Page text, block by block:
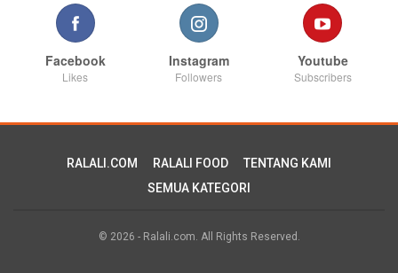
Facebook
Likes
Instagram
Followers
Youtube
Subscribers
RALALI.COM RALALI FOOD
TENTANG KAMI
SEMUA KATEGORI
© 2026 - Ralali.com. All Rights Reserved.